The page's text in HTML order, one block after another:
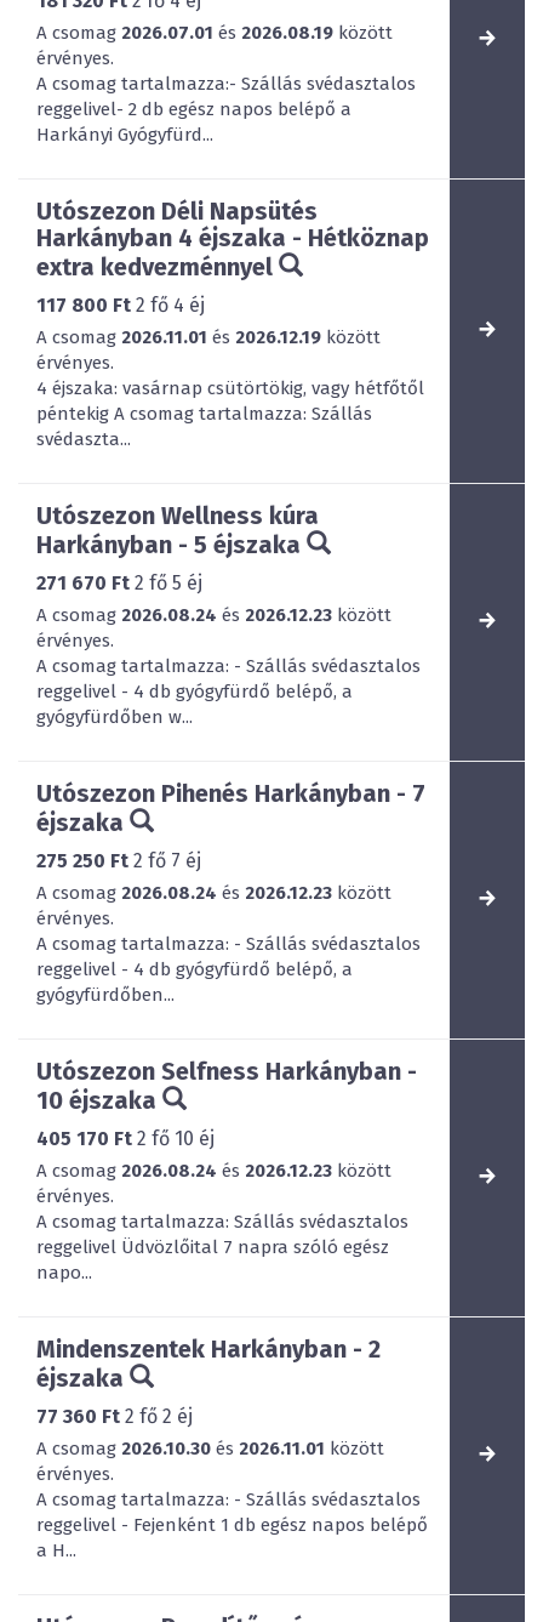
A csomag 2026.07.01 és 2026.08.19 között
érvényes.
A csomag tartalmazza:- Szállás svédasztalos
reggelivel- 2 db egész napos belépő a
Harkányi Gyógyfürd...
Utószezon Déli Napsütés
Harkányban 4 éjszaka - Hétköznap
extra kedvezménnyel
117 800 Ft 2 fő 4 éj
A csomag 2026.11.01 és 2026.12.19 között
érvényes.
4 éjszaka: vasárnap csütörtökig, vagy hétfőtől
péntekig A csomag tartalmazza: Szállás
svédaszta...
Utószezon Wellness kúra
Harkányban - 5 éjszaka
271 670 Ft 2 fő 5 éj
A csomag 2026.08.24 és 2026.12.23 között
érvényes.
A csomag tartalmazza: - Szállás svédasztalos
reggelivel - 4 db gyógyfürdő belépő, a
gyógyfürdőben w...
Utószezon Pihenés Harkányban - 7
éjszaka
275 250 Ft 2 fő 7 éj
A csomag 2026.08.24 és 2026.12.23 között
érvényes.
A csomag tartalmazza: - Szállás svédasztalos
reggelivel - 4 db gyógyfürdő belépő, a
gyógyfürdőben...
Utószezon Selfness Harkányban -
10 éjszaka
405 170 Ft 2 fő 10 éj
A csomag 2026.08.24 és 2026.12.23 között
érvényes.
A csomag tartalmazza: Szállás svédasztalos
reggelivel Üdvözlőital 7 napra szóló egész
napo...
Mindenszentek Harkányban - 2
éjszaka
77 360 Ft 2 fő 2 éj
A csomag 2026.10.30 és 2026.11.01 között
érvényes.
A csomag tartalmazza: - Szállás svédasztalos
reggelivel - Fejenként 1 db egész napos belépő
a H...